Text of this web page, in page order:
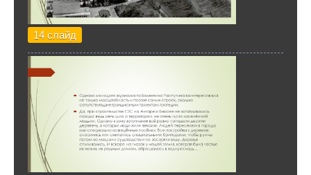
14 слайд